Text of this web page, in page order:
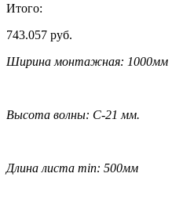
Итого:
743.057 руб.
Ширина монтажная: 1000мм
Высота волны: C-21 мм.
Длина листа min: 500мм